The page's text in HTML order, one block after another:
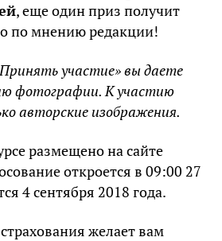
, еще один приз получит
по мнению редакции!
участие» вы даете
фотографии. К участию
авторские изображения.
размещено на сайте
откроется в 09:00 27
4 сентября 2018 года.
желает вам